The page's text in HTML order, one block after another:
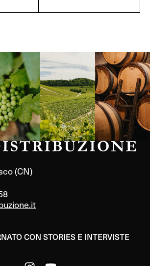
Borgogna,
Francia
Instagram
(CN)
CON STORIES E INTERVISTE